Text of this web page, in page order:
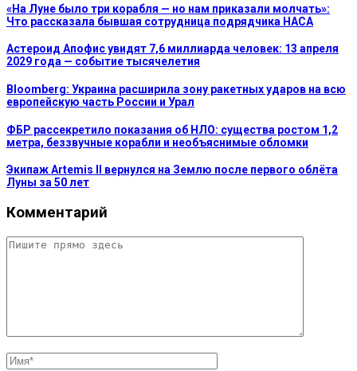
«На Луне было три корабля — но нам приказали молчать»:
Что рассказала бывшая сотрудница подрядчика НАСА
Астероид Апофис увидят 7,6 миллиарда человек: 13 апреля
2029 года — событие тысячелетия
Bloomberg: Украина расширила зону ракетных ударов на всю
европейскую часть России и Урал
ФБР рассекретило показания об НЛО: существа ростом 1,2
метра, беззвучные корабли и необъяснимые обломки
Экипаж Artemis II вернулся на Землю после первого облёта
Луны за 50 лет
Комментарий